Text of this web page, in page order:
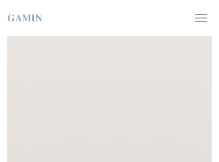
GAMIN